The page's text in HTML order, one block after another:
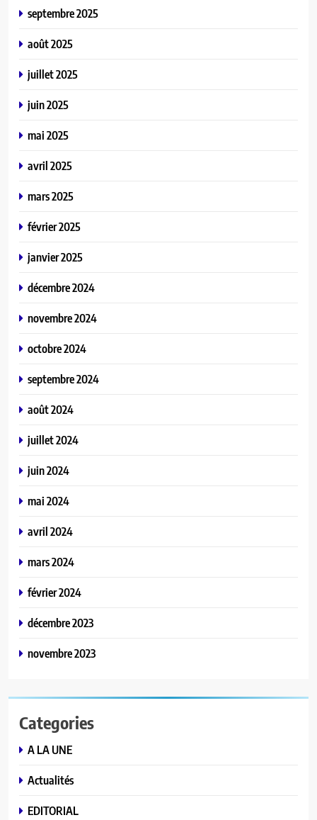
septembre 2025
août 2025
juillet 2025
juin 2025
mai 2025
avril 2025
mars 2025
février 2025
janvier 2025
décembre 2024
novembre 2024
octobre 2024
septembre 2024
août 2024
juillet 2024
juin 2024
mai 2024
avril 2024
mars 2024
février 2024
décembre 2023
novembre 2023
Categories
A LA UNE
Actualités
EDITORIAL